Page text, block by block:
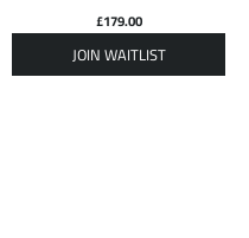
£179.00